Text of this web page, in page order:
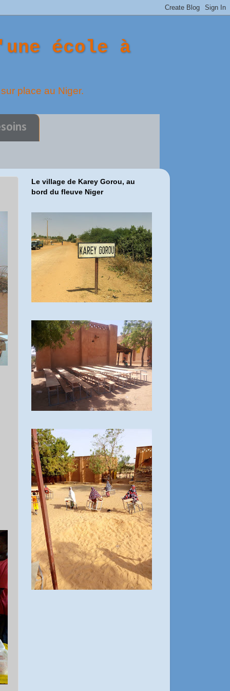
école à
place au Niger.
Le village de Karey Gorou, au
bord du fleuve Niger